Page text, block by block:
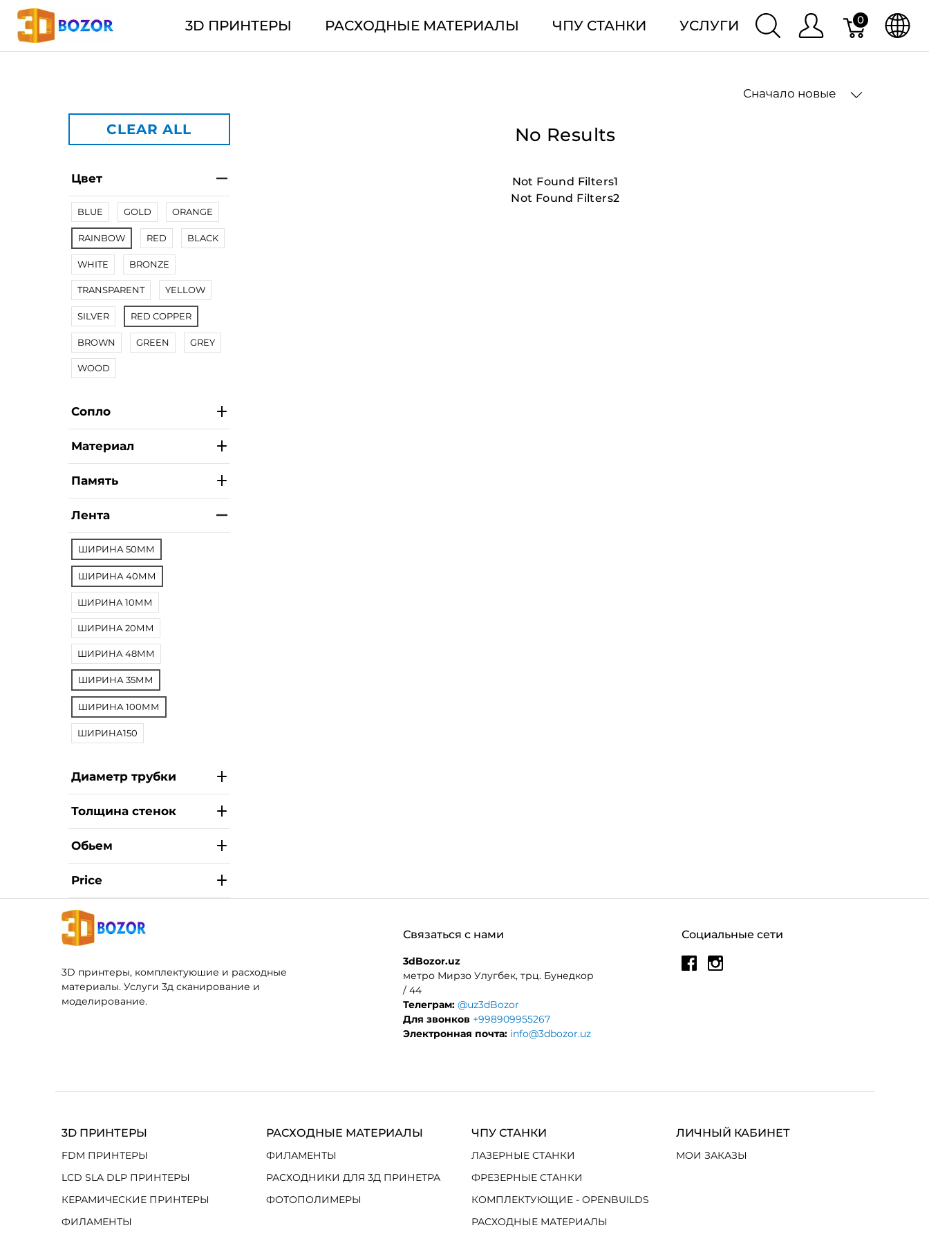
3D ПРИНТЕРЫ РАСХОДНЫЕ МАТЕРИАЛЫ ЧПУ СТАНКИ УСЛУГИ 0
Сначало новые
CLEAR ALL
Цвет
BLUE GOLD ORANGE
RAINBOW RED BLACK
WHITE BRONZE
TRANSPARENT YELLOW
SILVER RED COPPER
BROWN GREEN GREY
WOOD
Сопло
Материал
Память
Лента
ШИРИНА 50ММ
ШИРИНА 40ММ
ШИРИНА 10ММ
ШИРИНА 20ММ
ШИРИНА 48ММ
ШИРИНА 35ММ
ШИРИНА 100ММ
ШИРИНА150
Диаметр трубки
Толщина стенок
Обьем
Price
No Results
Not Found Filters1
Not Found Filters2
3D принтеры, комплектуюшие и расходные
материалы. Услуги 3д сканирование и
моделирование.
Социальные сети
Связаться с нами
3dBozor.uz
метро Мирзо Улугбек, трц. Бунедкор
/ 44
Телеграм: @uz3dBozor
Для звонков +998909955267
Электронная почта: info@3dbozor.uz
3D ПРИНТЕРЫ
FDM ПРИНТЕРЫ
LCD SLA DLP ПРИНТЕРЫ
КЕРАМИЧЕСКИЕ ПРИНТЕРЫ
ФИЛАМЕНТЫ
РАСХОДНЫЕ МАТЕРИАЛЫ
ФИЛАМЕНТЫ
РАСХОДНИКИ ДЛЯ 3Д ПРИНЕТРА
ФОТОПОЛИМЕРЫ
ЧПУ СТАНКИ
ЛАЗЕРНЫЕ СТАНКИ
ФРЕЗЕРНЫЕ СТАНКИ
КОМПЛЕКТУЮЩИЕ - OPENBUILDS
РАСХОДНЫЕ МАТЕРИАЛЫ
ЛИЧНЫЙ КАБИНЕТ
МОИ ЗАКАЗЫ